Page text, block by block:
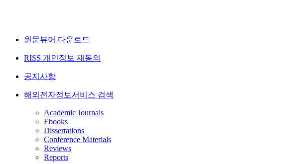
원문뷰어 다운로드
RISS 개인정보 재동의
공지사항
해외전자정보서비스 검색
Academic Journals
Ebooks
Dissertations
Conference Materials
Reviews
Reports